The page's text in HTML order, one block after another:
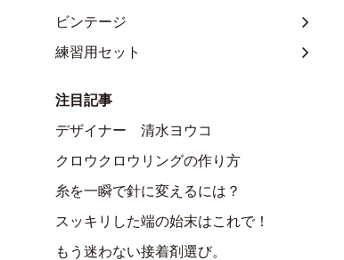
ビンテージ
練習用セット
注目記事
デザイナー 清水ヨウコ
クロウクロウリングの作り方
糸を一瞬で針に変えるには？
スッキリした端の始末はこれで！
もう迷わない接着剤選び。